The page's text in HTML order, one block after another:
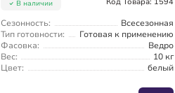
В наличии
Сезонность:
Всесезонная
Тип готовности:
Готовая к применению
Фасовка:
Ведро
Вес:
10 кг
Цвет:
белый